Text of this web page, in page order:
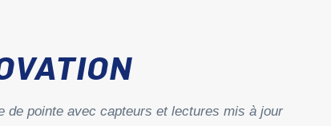
de pointe avec capteurs et lectures mis à jour